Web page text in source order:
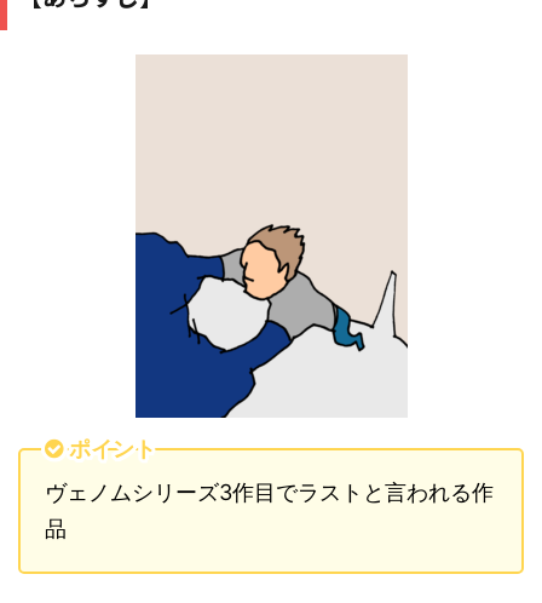
ポイント
ヴェノムシリーズ3作目でラストと言われる作
品